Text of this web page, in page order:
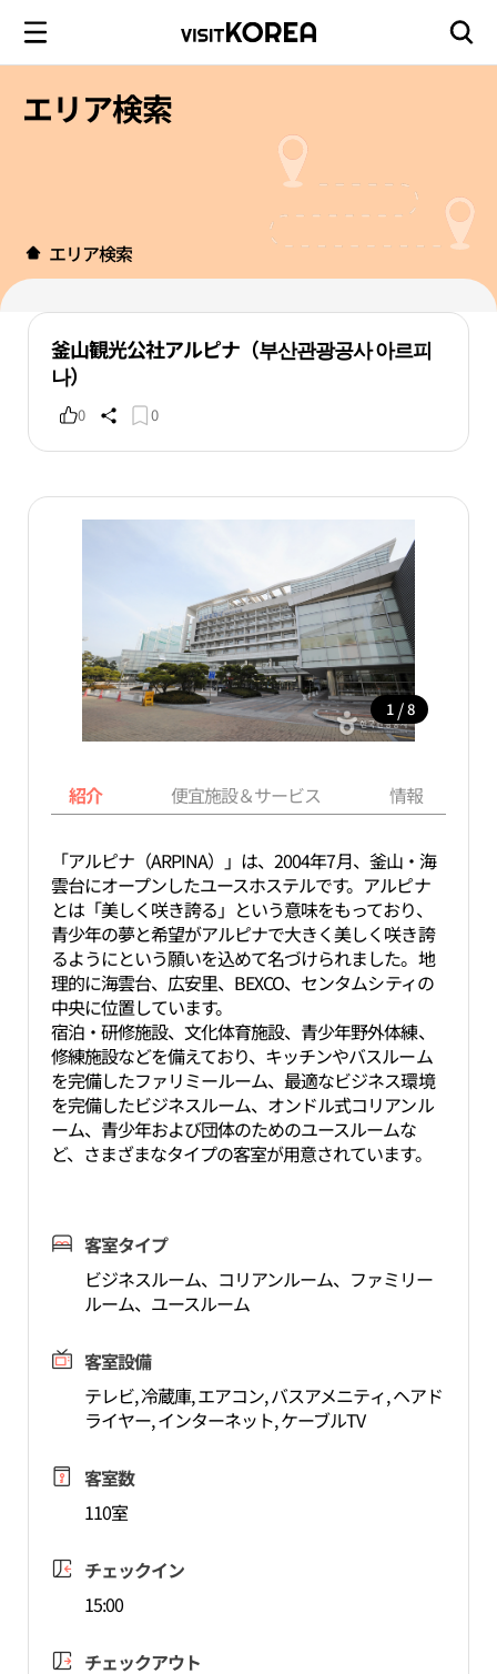
エリア検索
エリア検索
釜山観光公社アルピナ（부산관광공사 아르피
나）
0 0
1 / 8
紹介 便宜施設＆サービス 情報
「アルピナ（ARPINA）」は、2004年7月、釜山・海
雲台にオープンしたユースホステルです。アルピナ
とは「美しく咲き誇る」という意味をもっており、
青少年の夢と希望がアルピナで大きく美しく咲き誇
るようにという願いを込めて名づけられました。地
理的に海雲台、広安里、BEXCO、センタムシティの
中央に位置しています。
宿泊・研修施設、文化体育施設、青少年野外体練、
修練施設などを備えており、キッチンやバスルーム
を完備したファリミールーム、最適なビジネス環境
を完備したビジネスルーム、オンドル式コリアンル
ーム、青少年および団体のためのユースルームな
ど、さまざまなタイプの客室が用意されています。
客室タイプ
ビジネスルーム、コリアンルーム、ファミリー
ルーム、ユースルーム
客室設備
テレビ, 冷蔵庫, エアコン, バスアメニティ, ヘアド
ライヤー, インターネット, ケーブルTV
客室数
110室
チェックイン
15:00
チェックアウト